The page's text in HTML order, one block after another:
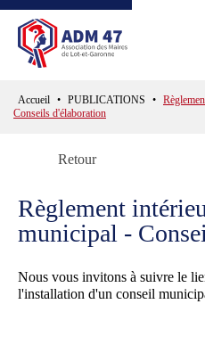
Accueil PUBLICATIONS
Conseils d'élaboration
Retour
Règlement
municipal -
Nous vous invitons à suivre le
l'installation d'un conseil